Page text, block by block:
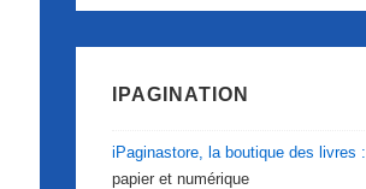
IPAGINATION
iPaginastore, la boutique des livres :
papier et numérique